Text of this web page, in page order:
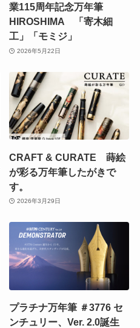
業115周年記念万年筆
HIROSHIMA 「寄木細
工」「モミジ」
2026年5月22日
CRAFT & CURATE 蒔絵
が彩る万年筆したがきで
す。
2026年3月29日
プラチナ万年筆 ＃3776 セ
ンチュリー、Ver. 2.0誕生